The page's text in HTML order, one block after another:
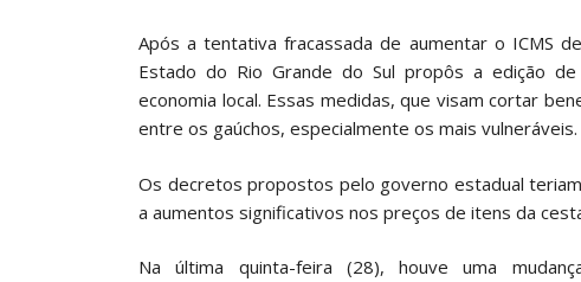
Após a tentativa fracassada de aumentar o ICMS
Estado do Rio Grande do Sul propôs a edição
economia local. Essas medidas, que visam cortar
entre os gaúchos, especialmente os mais vulneráveis.
Os decretos propostos pelo governo estadual
a aumentos significativos nos preços de itens da
Na última quinta-feira (28), houve uma